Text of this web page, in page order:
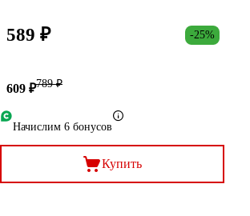
589 ₽ -25%
609 ₽789 ₽
Начислим 6 бонусов
Купить